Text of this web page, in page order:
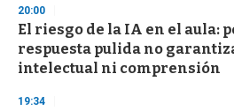
s
e
c
o
n
20:00
El riesgo de la IA en el aula:
respuesta pulida no
intelectual ni comprensión
19:34